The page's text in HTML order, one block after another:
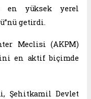
en yüksek yerel
getirdi.
Meclisi (AKPM)
en aktif biçimde
Şehitkamil Devlet